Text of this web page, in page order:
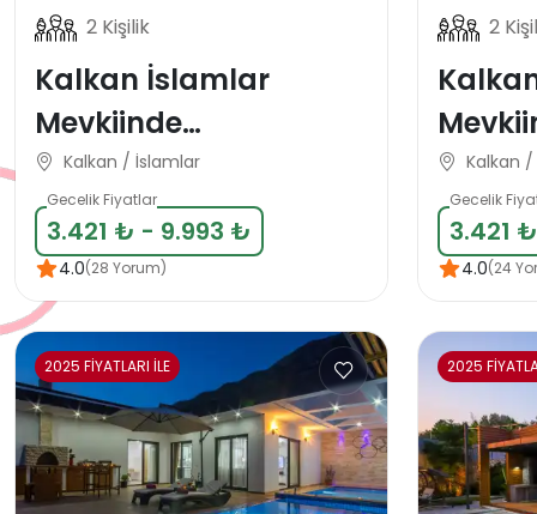
2 Kişilik
Kalkan İslamlar
Mevkiinde
Muhafazakar Balayı
Tatil Villası
Kalkan / İslamlar
Gecelik Fiyatlar
3.421 ₺ - 9.993 ₺
4.0(28 Yorum)
2
Tatil
Kalkan
Gecelik
3.421
4.0(24
2025 FİYATLARI İLE 2025